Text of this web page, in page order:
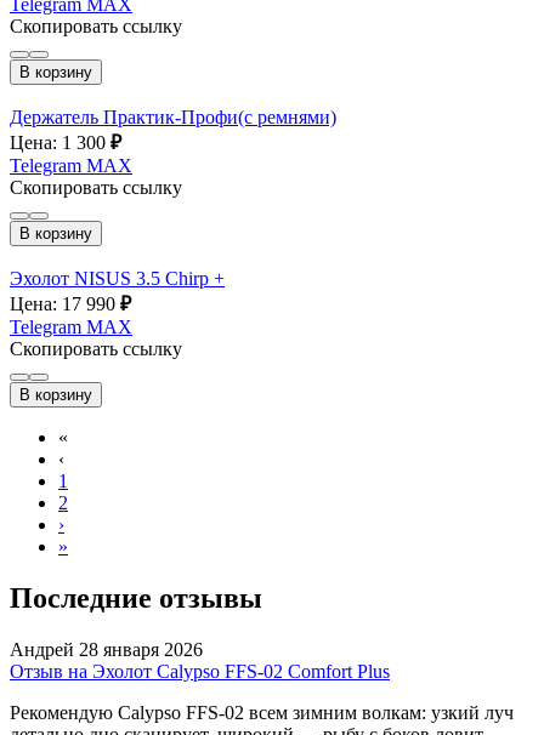
Скопировать ссылку
В корзину
Держатель Практик-Профи(с ремнями)
Цена: 1 300 ₽
Telegram MAX
Скопировать ссылку
В корзину
Эхолот NISUS 3.5 Chirp +
Цена: 17 990 ₽
Telegram MAX
Скопировать ссылку
В корзину
«
‹
1
2
›
»
Последние отзывы
Андрей 28 января 2026
Отзыв на Эхолот Calypso FFS-02 Comfort Plus
Рекомендую Calypso FFS-02 всем зимним волкам: узкий луч